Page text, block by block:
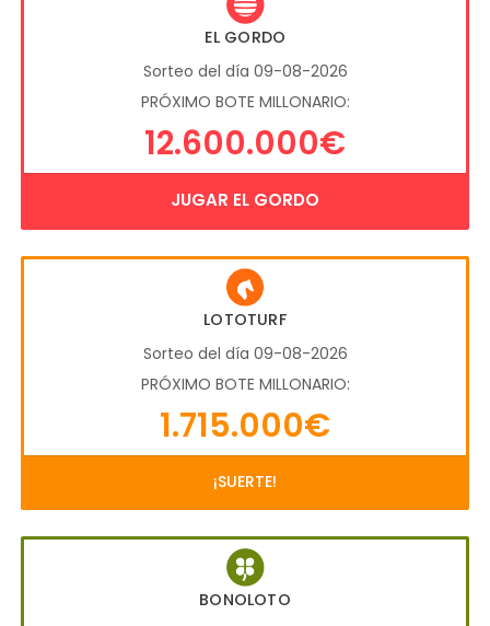
EL GORDO
Sorteo del día 09-08-2026
PRÓXIMO BOTE MILLONARIO:
12.600.000€
JUGAR EL GORDO
LOTOTURF
Sorteo del día 09-08-2026
PRÓXIMO BOTE MILLONARIO:
1.715.000€
¡SUERTE!
BONOLOTO